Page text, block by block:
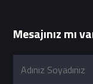
Mesajınız mı